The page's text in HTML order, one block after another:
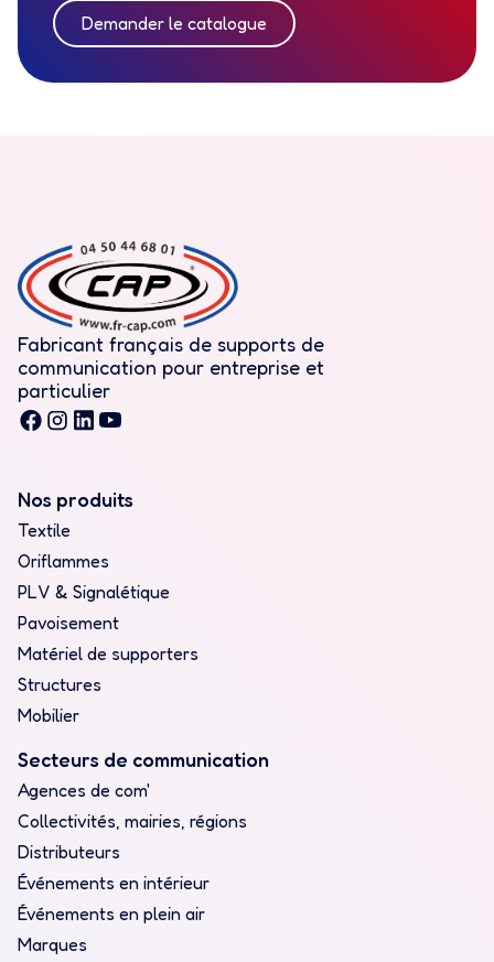
Demander le catalogue
Fabricant français de supports de
communication pour entreprise et
particulier
Nos produits
Textile
Oriflammes
PLV & Signalétique
Pavoisement
Matériel de supporters
Structures
Mobilier
Secteurs de communication
Agences de com'
Collectivités, mairies, régions
Distributeurs
Événements en intérieur
Événements en plein air
Marques